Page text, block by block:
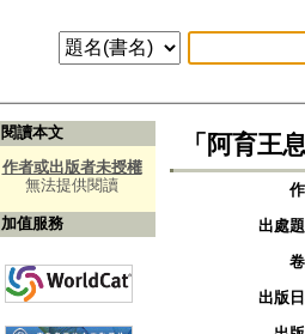
閱讀本文
作者或出版者未授權
無法提供閱讀
加值服務
「阿育王
出處
出版